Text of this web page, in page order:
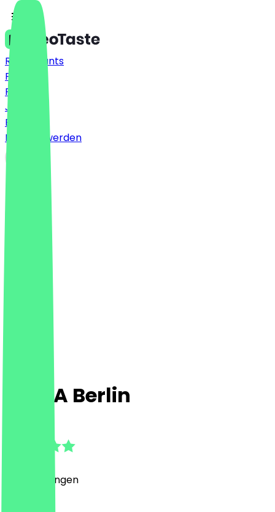
Restaurants
Preise
FAQ
Jobs
Blog
Partner werden
TERRA Berlin
Bewertungen